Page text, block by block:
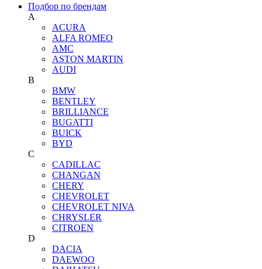
Подбор по брендам
A
ACURA
ALFA ROMEO
AMC
ASTON MARTIN
AUDI
B
BMW
BENTLEY
BRILLIANCE
BUGATTI
BUICK
BYD
C
CADILLAC
CHANGAN
CHERY
CHEVROLET
CHEVROLET NIVA
CHRYSLER
CITROEN
D
DACIA
DAEWOO